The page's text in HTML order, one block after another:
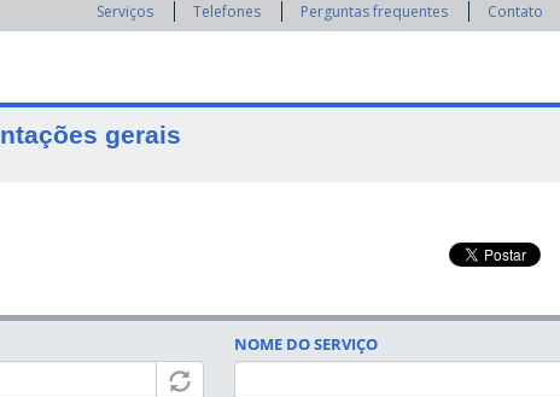
Serviços Telefones Perguntas frequentes Contato
gerais
NOME DO SERVIÇO